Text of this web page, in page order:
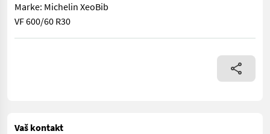
Marke: Michelin XeoBib
VF 600/60 R30
2 Stk. Kompletträder waren auf einem Massey Ferguson 4708
Vaš kontakt